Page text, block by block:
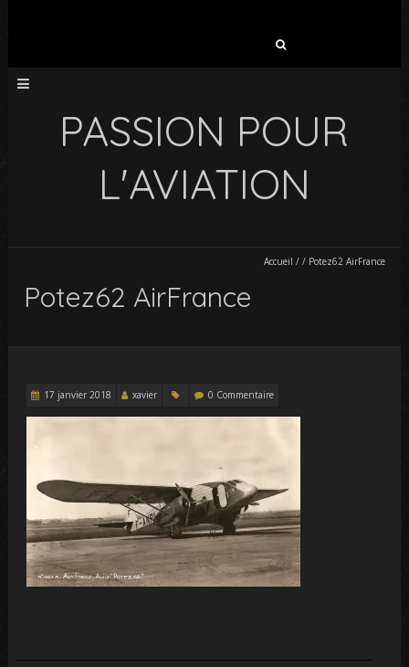
PASSION POUR
L'AVIATION
Accueil / / Potez62 AirFrance
Potez62 AirFrance
17 janvier 2018 xavier 0 Commentaire